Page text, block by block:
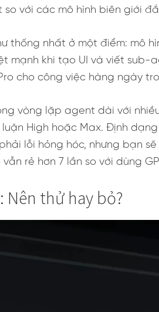
với các mô hình biên giới
thống nhất ở một điểm: mô
mạnh khi tạo UI và viết
cho công việc hàng ngày
vòng lặp agent dài với
High hoặc Max. Định
lỗi hỏng hóc, nhưng bạn
rẻ hơn 7 lần so với dùng
Nên thử hay bỏ?